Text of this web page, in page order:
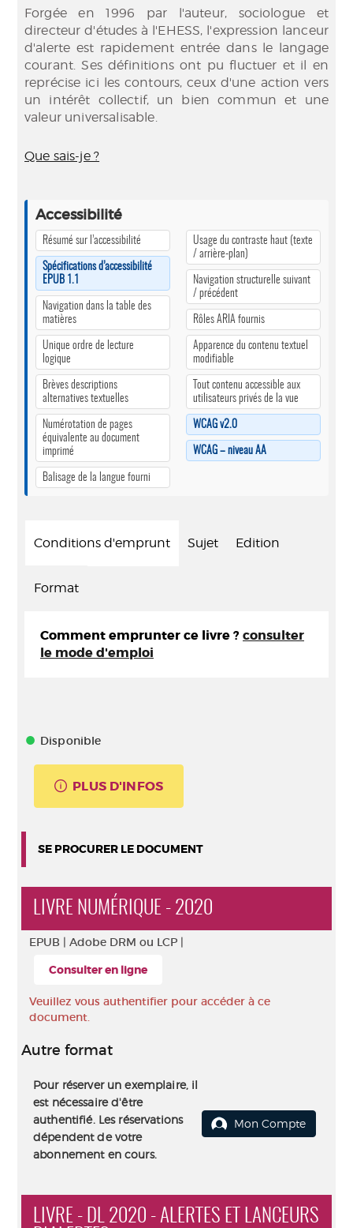
Forgée en 1996 par l'auteur, sociologue et
directeur d'études à l'EHESS, l'expression lanceur
d'alerte est rapidement entrée dans le langage
courant. Ses définitions ont pu fluctuer et il en
reprécise ici les contours, ceux d'une action vers
un intérêt collectif, un bien commun et une
valeur universalisable.
Que sais-je ?
Accessibilité
Résumé sur l’accessibilité
Spécifications d’accessibilité
EPUB 1.1
Navigation dans la table des
matières
Unique ordre de lecture
logique
Brèves descriptions
alternatives textuelles
Numérotation de pages
équivalente au document
imprimé
Balisage de la langue fourni
Usage du contraste haut (texte
/ arrière-plan)
Navigation structurelle suivant
/ précédent
Rôles ARIA fournis
Apparence du contenu textuel
modifiable
Tout contenu accessible aux
utilisateurs privés de la vue
WCAG v2.0
WCAG – niveau AA
Conditions d'emprunt Sujet Edition
Format
Comment emprunter ce livre ? consulter
le mode d'emploi
Disponible
PLUS D'INFOS
SE PROCURER LE DOCUMENT
LIVRE NUMÉRIQUE - 2020
EPUB | Adobe DRM ou LCP |
Consulter en ligne
Veuillez vous authentifier pour accéder à ce
document.
Autre format
Pour réserver un exemplaire, il
est nécessaire d'être
authentifié. Les réservations
dépendent de votre
abonnement en cours.
Mon Compte
LIVRE - DL 2020 - ALERTES ET LANCEURS